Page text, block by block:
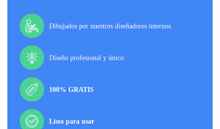
Dibujados por nuestros diseñadores internos
Diseño profesional y único
100% GRATIS
Listo para usar